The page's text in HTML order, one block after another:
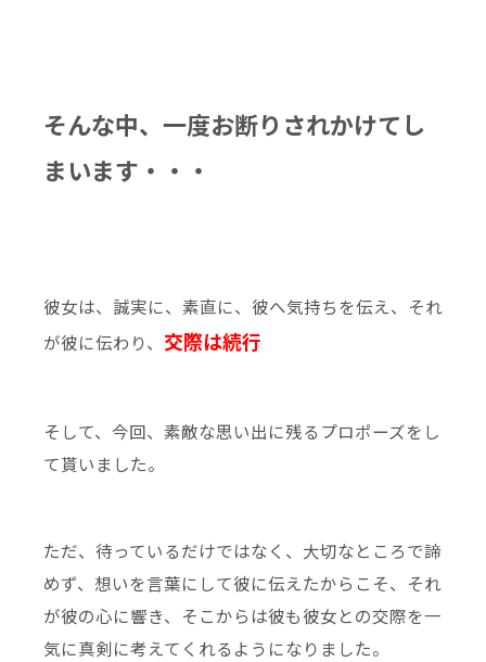
そんな中、一度お断りされかけてし
まいます・・・
彼女は、誠実に、素直に、彼へ気持ちを伝え、それ
が彼に伝わり、 交際は続行
そして、今回、素敵な思い出に残るプロポーズをし
て貰いました。
ただ、待っているだけではなく、大切なところで諦
めず、想いを言葉にして彼に伝えたからこそ、それ
が彼の心に響き、そこからは彼も彼女との交際を一
気に真剣に考えてくれるようになりました。